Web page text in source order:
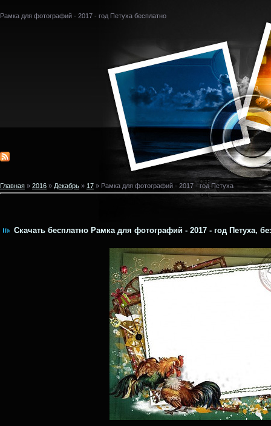
Рамка для фотографий - 2017 - год Петуха бесплатно
Главная » 2016 » Декабрь » 17 » Рамка для фотографий - 2017 - год Петуха
Скачать бесплатно Рамка для фотографий - 2017 - год Петуха,